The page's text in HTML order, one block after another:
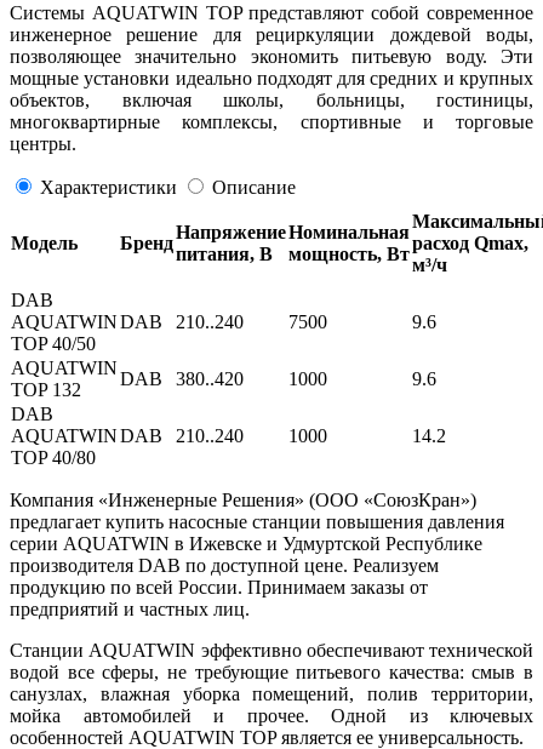
Системы AQUATWIN TOP представляют собой современное
инженерное решение для рециркуляции дождевой воды,
позволяющее значительно экономить питьевую воду. Эти
мощные установки идеально подходят для средних и крупных
объектов, включая школы, больницы, гостиницы,
многоквартирные комплексы, спортивные и торговые
центры.
Характеристики Описание
Модель Бренд
Напряжение
питания, В
Номинальная
мощность, Вт
расход Qmax,
м³/ч
DAB
AQUATWIN
TOP 40/50
DAB 210..240 7500 9.6
AQUATWIN
TOP 132
DAB 380..420 1000
9.6
DAB
AQUATWIN
TOP 40/80
DAB 210..240 1000 14.2
Компания «Инженерные Решения» (ООО «СоюзКран»)
предлагает купить насосные станции повышения давления
серии AQUATWIN в Ижевске и Удмуртской Республике
производителя DAB по доступной цене. Реализуем
продукцию по всей России. Принимаем заказы от
предприятий и частных лиц.
Станции AQUATWIN эффективно обеспечивают технической
водой все сферы, не требующие питьевого качества: смыв в
санузлах, влажная уборка помещений, полив территории,
мойка автомобилей и прочее. Одной из ключевых
особенностей AQUATWIN TOP является ее универсальность.